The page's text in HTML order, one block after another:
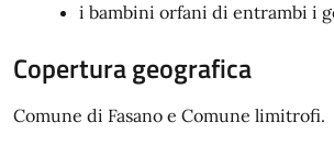
i bambini orfani di entrambi i
Copertura geografica
Comune di Fasano e Comune limitrofi.